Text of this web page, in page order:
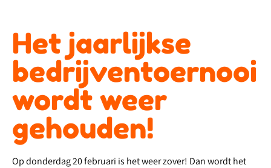
Het jaarlijkse
bedrijventoernooi
wordt weer
gehouden!
Opdonderdag 20 februari is het weer zover! Dan wordt het